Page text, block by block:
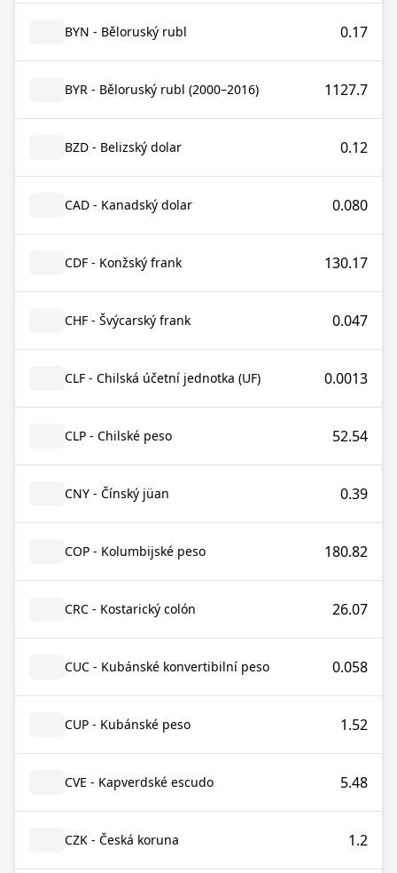
BYN - Běloruský rubl 0.17
BYR - Běloruský rubl (2000–2016) 1127.7
BZD - Belizský dolar 0.12
CAD - Kanadský dolar 0.080
CDF - Konžský frank 130.17
CHF - Švýcarský frank 0.047
CLF - Chilská účetní jednotka (UF) 0.0013
CLP - Chilské peso 52.54
CNY - Čínský jüan 0.39
COP - Kolumbijské peso 180.82
CRC - Kostarický colón 26.07
CUC - Kubánské konvertibilní peso 0.058
CUP - Kubánské peso 1.52
CVE - Kapverdské escudo 5.48
CZK - Česká koruna 1.2